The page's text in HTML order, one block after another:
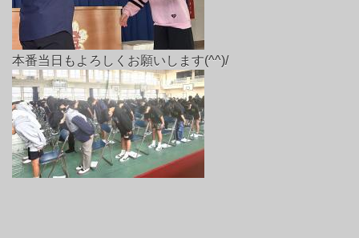
本番当日もよろしくお願いします(^^)/